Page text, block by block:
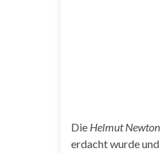
Die Helmut
erdacht wurde